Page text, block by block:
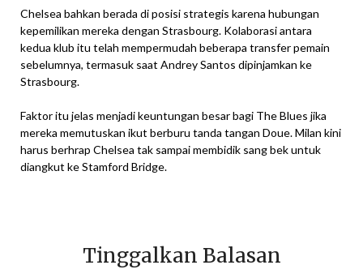
Chelsea bahkan berada di posisi strategis karena hubungan
kepemilikan mereka dengan Strasbourg. Kolaborasi antara
kedua klub itu telah mempermudah beberapa transfer pemain
sebelumnya, termasuk saat Andrey Santos dipinjamkan ke
Strasbourg.
Faktor itu jelas menjadi keuntungan besar bagi The Blues jika
mereka memutuskan ikut berburu tanda tangan Doue. Milan kini
harus berhrap Chelsea tak sampai membidik sang bek untuk
diangkut ke Stamford Bridge.
Tinggalkan Balasan